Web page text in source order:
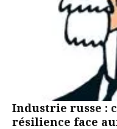
Industrie russe :
résilience face